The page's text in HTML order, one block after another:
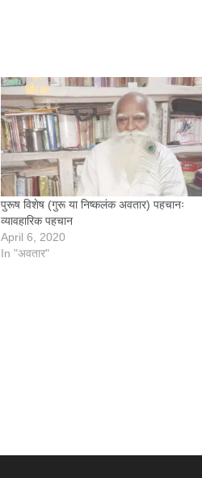
पुरूष विशेष (गुरू या निष्कलंक अवतार) पहचानः
व्यावहारिक पहचान
April 6, 2020
In "अवतार"